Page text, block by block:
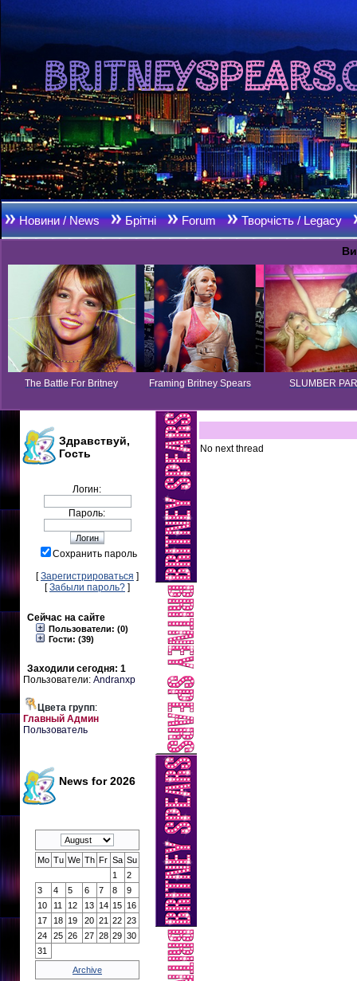
Новини / News Брітні Forum Творчість / Legacy
The Battle For Britney Framing Britney Spears SLUMBER
Здравствуй,
Гость
Логин:
Пароль:
Сохранить пароль
[Зарегистрироваться ]
[Забыли пароль? ]
Сейчас на сайте
Пользователи: (0)
Гости: (39)
Заходили сегодня: 1
Пользователи:Andranxp
Цвета групп:
Главный Админ
Пользователь
News for 2026
Mo Tu We Th Fr Sa Su
1
2
3
4 5 6 7 8
9
10
11 12 13 14 15 16
17
18 19 20 21 22 23
24
25 26 27 28 29 30
31
Archive
No next thread